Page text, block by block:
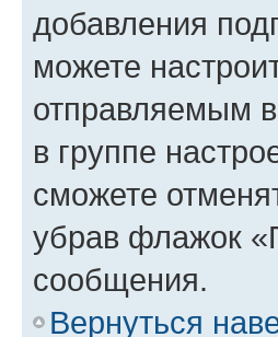
добавления
можете
отправляемым
в группе
сможете
убрав флажок
сообщения.
Вернуться